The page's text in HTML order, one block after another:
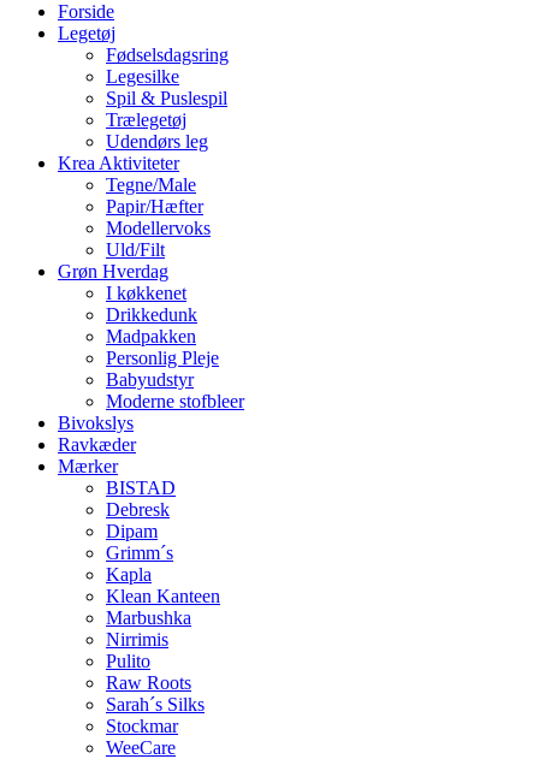
Forside
Legetøj
Fødselsdagsring
Legesilke
Spil & Puslespil
Trælegetøj
Udendørs leg
Krea Aktiviteter
Tegne/Male
Papir/Hæfter
Modellervoks
Uld/Filt
Grøn Hverdag
I køkkenet
Drikkedunk
Madpakken
Personlig Pleje
Babyudstyr
Moderne stofbleer
Bivokslys
Ravkæder
Mærker
BISTAD
Debresk
Dipam
Grimm´s
Kapla
Klean Kanteen
Marbushka
Nirrimis
Pulito
Raw Roots
Sarah´s Silks
Stockmar
WeeCare